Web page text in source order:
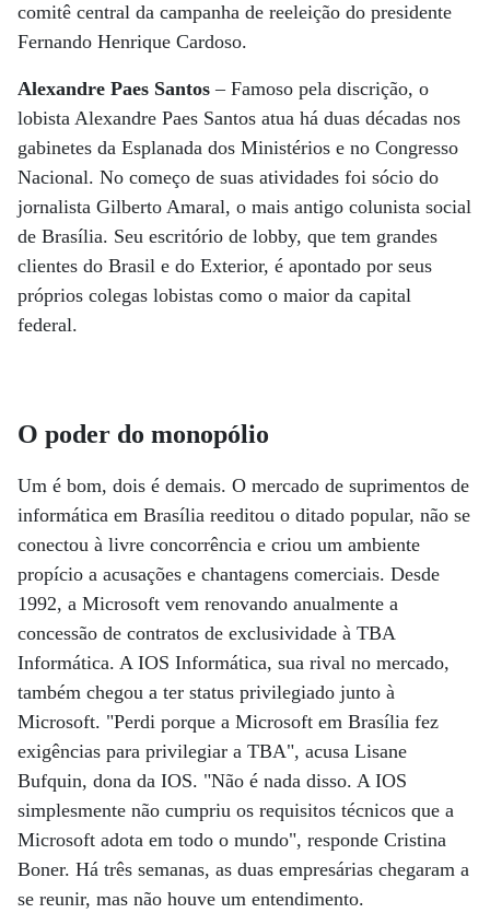
comitê central da campanha de reeleição do presidente
Fernando Henrique Cardoso.
Alexandre Paes Santos– Famoso pela discrição, o
lobista Alexandre Paes Santos atua há duas décadas nos
gabinetes da Esplanada dos Ministérios e no Congresso
Nacional. No começo de suas atividades foi sócio do
jornalista Gilberto Amaral, o mais antigo colunista social
de Brasília. Seu escritório de lobby, que tem grandes
clientes do Brasil e do Exterior, é apontado por seus
próprios colegas lobistas como o maior da capital
federal.
O poder do monopólio
Um é bom, dois é demais. O mercado de suprimentos de
informática em Brasília reeditou o ditado popular, não se
conectou à livre concorrência e criou um ambiente
propício a acusações e chantagens comerciais. Desde
1992, a Microsoft vem renovando anualmente a
concessão de contratos de exclusividade à TBA
Informática. A IOS Informática, sua rival no mercado,
também chegou a ter status privilegiado junto à
Microsoft. "Perdi porque a Microsoft em Brasília fez
exigências para privilegiar a TBA", acusa Lisane
Bufquin, dona da IOS. "Não é nada disso. A IOS
simplesmente não cumpriu os requisitos técnicos que a
Microsoft adota em todo o mundo", responde Cristina
Boner. Há três semanas, as duas empresárias chegaram a
se reunir, mas não houve um entendimento.